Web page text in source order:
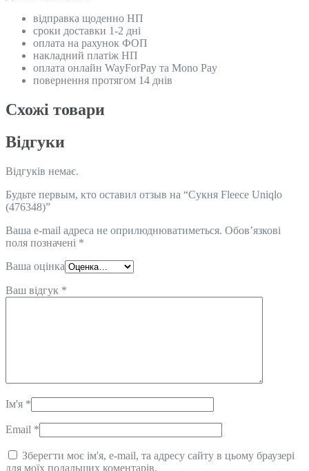
відправка щоденно НП
сроки доставки 1-2 дні
оплата на рахунок ФОП
накладний платіж НП
оплата онлайн WayForPay та Mono Pay
повернення протягом 14 днів
Схожi товари
Відгуки
Відгуків немає.
Будьте первым, кто оставил отзыв на “Сукня Fleece Uniqlo
(476348)”
Ваша e-mail адреса не оприлюднюватиметься. Обов’язкові
поля позначені *
Ваша оцінка
Ваш відгук *
Ім'я *
Email *
Зберегти моє ім'я, e-mail, та адресу сайту в цьому браузері
для моїх подальших коментарів.